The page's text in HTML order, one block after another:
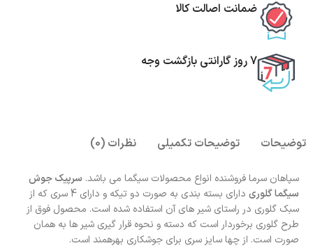
ضمانت اصالت کالا
7 روز گارانتی بازگشت وجه
توضیحات توضیحات تکمیلی نظرات (0)
سپاهان سرما فروشنده انواع محصولات سیگما می باشد. سرپیک جوش
سیگما گلوری
دارای بسته بندی به صورت دو تیکه و دارای 4 سری که از
سبک گلوری در راستای شیر های آن استفاده شده است. محصول فوق از
طرح گلوری برخوردار است که دسته و نحوه قرار گیری شیر ها به همان
صورت است. از چها سایز سری برای جوشکاری بهرهمند است.